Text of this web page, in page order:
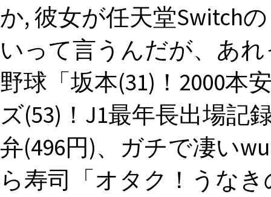
か, 彼女が任天堂Switch
いって言うんだが、あ
野球「坂本(31)！2000
ズ(53)！J1最年長出場記
弁(496円)、ガチで凄い
ら寿司「オタク！うな